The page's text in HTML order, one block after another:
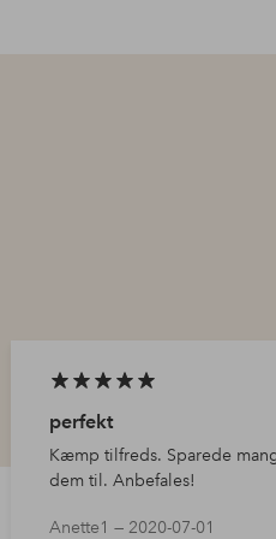
perfekt
Kæmp tilfreds. Sparede
dem til. Anbefales!
Anette1 — 2020-07-01